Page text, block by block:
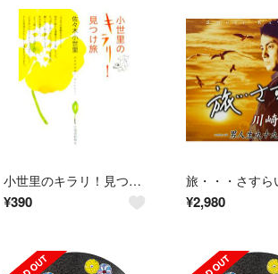
小世里のキラリ！見つけ旅／佐々木小世里(著者)
¥390 ¥2,980